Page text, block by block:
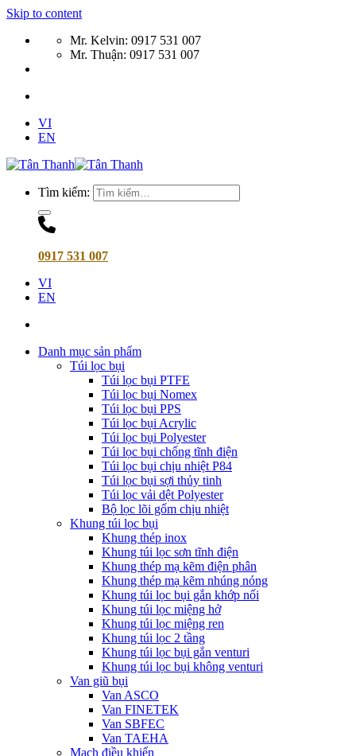
Skip to content
Mr. Kelvin: 0917 531 007
Mr. Thuận: 0917 531 007
VI
EN
Tìm kiếm:
0917 531 007
VI
EN
Danh mục sản phẩm
Túi lọc bụi
Túi lọc bụi PTFE
Túi lọc bụi Nomex
Túi lọc bụi PPS
Túi lọc bụi Acrylic
Túi lọc bụi Polyester
Túi lọc bụi chống tĩnh điện
Túi lọc bụi chịu nhiệt P84
Túi lọc bụi sợi thủy tinh
Túi lọc vải dệt Polyester
Bộ lọc lõi gốm chịu nhiệt
Khung túi lọc bụi
Khung thép inox
Khung túi lọc sơn tĩnh điện
Khung thép mạ kẽm điện phân
Khung thép mạ kẽm nhúng nóng
Khung túi lọc bụi gắn khớp nối
Khung túi lọc miệng hở
Khung túi lọc miệng ren
Khung túi lọc 2 tầng
Khung túi lọc bụi gắn venturi
Khung túi lọc bụi không venturi
Van giũ bụi
Van ASCO
Van FINETEK
Van SBFEC
Van TAEHA
Mạch điều khiển